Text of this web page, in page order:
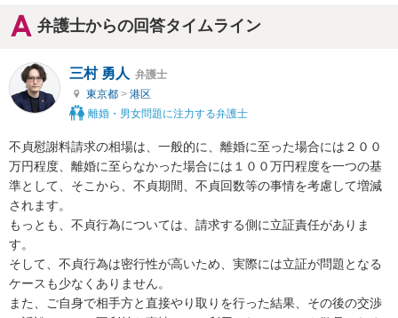
弁護士からの回答タイムライン
三村 勇人 弁護士
東京都 > 港区
離婚・男女問題に注力する弁護士
不貞慰謝料請求の相場は、一般的に、離婚に至った場合には２００
万円程度、離婚に至らなかった場合には１００万円程度を一つの基
準として、そこから、不貞期間、不貞回数等の事情を考慮して増減
されます。
もっとも、不貞行為については、請求する側に立証責任がありま
す。
そして、不貞行為は密行性が高いため、実際には立証が問題となる
ケースも少なくありません。
また、ご自身で相手方と直接やり取りを行った結果、その後の交渉